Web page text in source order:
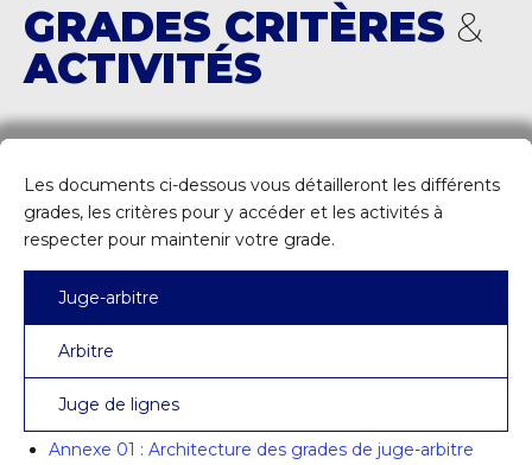
GRADES CRITÈRES &
ACTIVITÉS
Les documents ci-dessous vous détailleront les différents
grades, les critères pour y accéder et les activités à
respecter pour maintenir votre grade.
Juge-arbitre
Arbitre
Juge de lignes
Annexe 01 : Architecture des grades de juge-arbitre